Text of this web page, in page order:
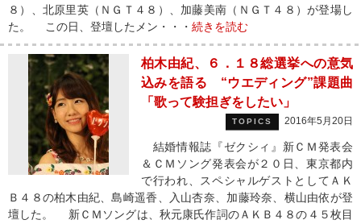
８）、北原里英（ＮＧＴ４８）、加藤美南（ＮＧＴ４８）が登場し
た。 この日、登壇したメン・・・ 続きを読む
柏木由紀、６．１８総選挙への意気
込みを語る “ウエディング”課題曲
「歌って験担ぎをしたい」
TOPICS 2016年5月20日
結婚情報誌『ゼクシィ』新ＣＭ発表会
＆ＣＭソング発表会が２０日、東京都内
で行われ、スペシャルゲストとしてＡＫ
Ｂ４８の柏木由紀、島崎遥香、入山杏奈、加藤玲奈、横山由依が登
壇した。 新ＣＭソングは、秋元康氏作詞のＡＫＢ４８の４５枚目